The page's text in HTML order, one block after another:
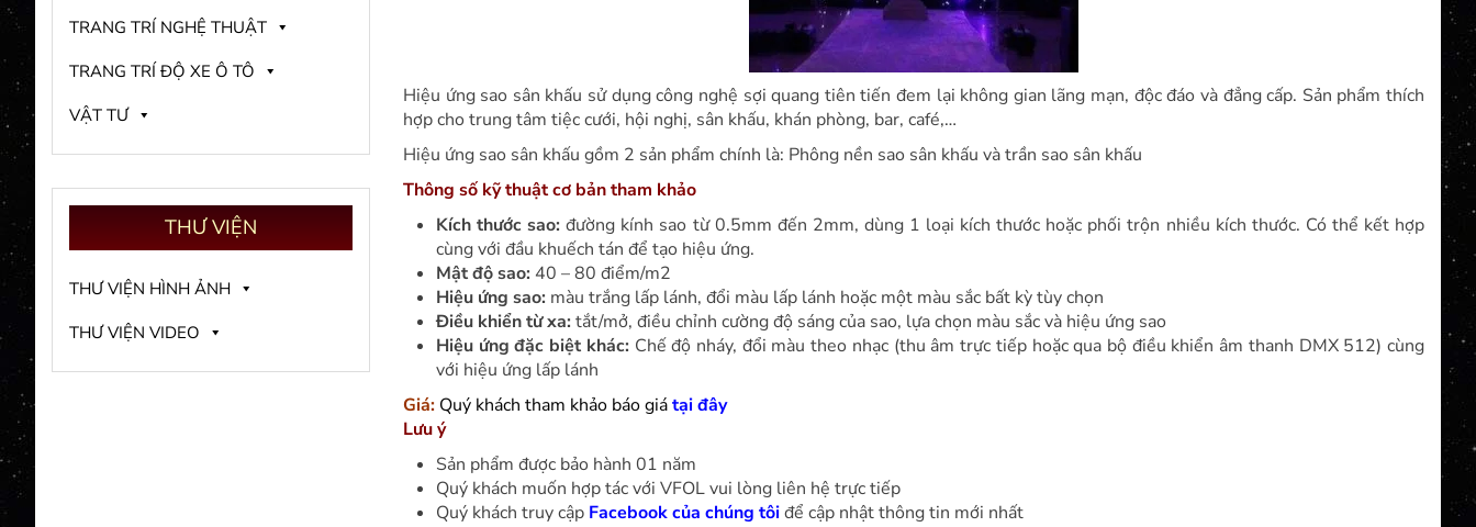
Hiệu ứng sao sân khấu sử dụng công nghệ sợi quang tiên tiến đem lại không gian lãng mạn, độc đáo và đẳng cấp. Sản phẩm thích
hợp cho trung tâm tiệc cưới, hội nghị, sân khấu, khán phòng, bar, café,…
Hiệu ứng sao sân khấu gồm 2 sản phẩm chính là: Phông nền sao sân khấu và trần sao sân khấu
Thông số kỹ thuật cơ bản tham khảo
Kích thước sao:đường kính sao từ 0.5mm đến 2mm, dùng 1 loại kích thước hoặc phối trộn nhiều kích thước. Có thể kết hợp
cùng với đầu khuếch tán để tạo hiệu ứng.
Mật độ sao: 40 – 80 điểm/m2
Hiệu ứng sao: màu trắng lấp lánh, đổi màu lấp lánh hoặc một màu sắc bất kỳ tùy chọn
Điều khiển từ xa: tắt/mở, điều chỉnh cường độ sáng của sao, lựa chọn màu sắc và hiệu ứng sao
Hiệu ứng đặc biệt khác: Chế độ nháy, đổi màu theo nhạc (thu âm trực tiếp hoặc qua bộ điều khiển âm thanh DMX 512) cùng
với hiệu ứng lấp lánh
Giá: Quý khách tham khảo báo giátại đây
Lưu ý
Sản phẩm được bảo hành 01 năm
Quý khách muốn hợp tác với VFOL vui lòng liên hệ trực tiếp
Quý khách truy cập Facebook của chúng tôiđể cập nhật thông tin mới nhất
TRANG TRÍ NGHỆ THUẬT
TRANG TRÍ ĐỘ XE Ô TÔ
VẬT TƯ
THƯVIỆN
THƯ VIỆN HÌNH ẢNH
THƯ VIỆN VIDEO